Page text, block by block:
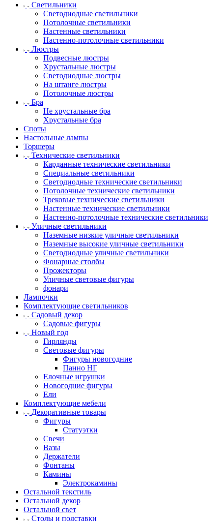
Светильники
Светодиодные светильники
Потолочные светильники
Настенные светильники
Настенно-потолочные светильники
Люстры
Подвесные люстры
Хрустальные люстры
Светодиодные люстры
На штанге люстры
Потолочные люстры
Бра
Не хрустальные бра
Хрустальные бра
Споты
Настольные лампы
Торшеры
Технические светильники
Карданные технические светильники
Специальные светильники
Светодиодные технические светильники
Потолочные технические светильники
Трековые технические светильники
Настенные технические светильники
Настенно-потолочные технические светильники
Уличные светильники
Наземные низкие уличные светильники
Наземные высокие уличные светильники
Светодиодные уличные светильники
Фонарные столбы
Прожекторы
Уличные световые фигуры
фонари
Лампочки
Комплектующие светильников
Садовый декор
Садовые фигуры
Новый год
Гирлянды
Световые фигуры
Фигуры новогодние
Панно НГ
Елочные игрушки
Новогодние фигуры
Ели
Комплектующие мебели
Декоративные товары
Фигуры
Статуэтки
Свечи
Вазы
Держатели
Фонтаны
Камины
Электрокамины
Остальной текстиль
Остальной декор
Остальной свет
Столы и подставки